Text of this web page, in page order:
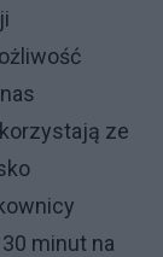
ze
minut na